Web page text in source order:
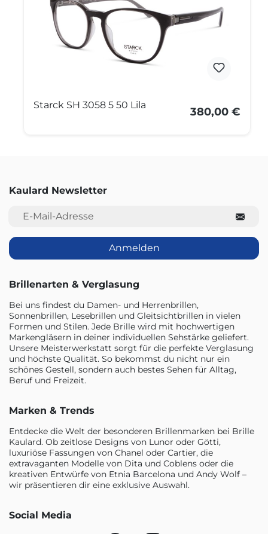
Starck SH 3058 5 50 Lila
380,00 €
Kaulard Newsletter
E-Mail-Adresse
Anmelden
Brillenarten & Verglasung
Bei uns findest du Damen- und Herrenbrillen,
Sonnenbrillen, Lesebrillen und Gleitsichtbrillen in vielen
Formen und Stilen. Jede Brille wird mit hochwertigen
Markengläsern in deiner individuellen Sehstärke geliefert.
Unsere Meisterwerkstatt sorgt für die perfekte Verglasung
und höchste Qualität. So bekommst du nicht nur ein
schönes Gestell, sondern auch bestes Sehen für Alltag,
Beruf und Freizeit.
Marken & Trends
Entdecke die Welt der besonderen Brillenmarken bei Brille
Kaulard. Ob zeitlose Designs von Lunor oder Götti,
luxuriöse Fassungen von Chanel oder Cartier, die
extravaganten Modelle von Dita und Coblens oder die
kreativen Entwürfe von Etnia Barcelona und Andy Wolf –
wir präsentieren dir eine exklusive Auswahl.
Social Media